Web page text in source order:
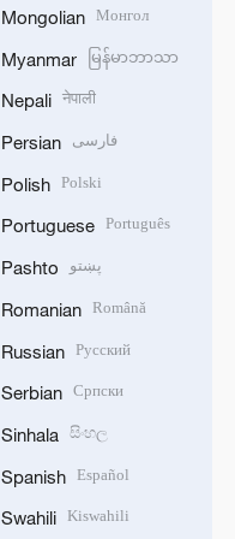
Mongolian Монгол
Myanmar မြန်မာဘာသာ
Nepali नेपाली
Persian فارسی
Polish Polski
Portuguese Português
Pashto پښتو
Romanian Română
Russian Русский
Serbian Српски
Sinhala සිංහල
Spanish Español
Swahili Kiswahili